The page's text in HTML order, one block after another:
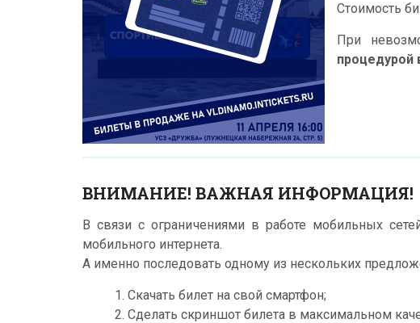
Стоимость
При
процедурой
ВНИМАНИЕ! ВАЖНАЯ ИНФОРМАЦИЯ!
В связи с ограничениями в работе мобильных
мобильного интернета.
А именно последовать одному из нескольких
1. Скачать билет на свой смартфон;
2. Сделать скриншот билета в максимальном